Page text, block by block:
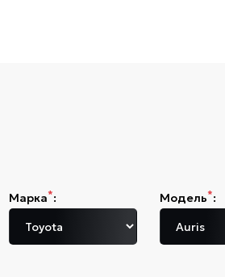
Марка*: Модель*: